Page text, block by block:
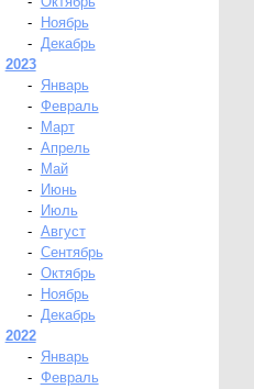
-
Ноябрь
- Декабрь
2023
-
Январь
- Февраль
-
Март
- Апрель
-
Май
-
Июнь
-
Июль
- Август
- Сентябрь
- Октябрь
-
Ноябрь
- Декабрь
2022
-
Январь
- Февраль